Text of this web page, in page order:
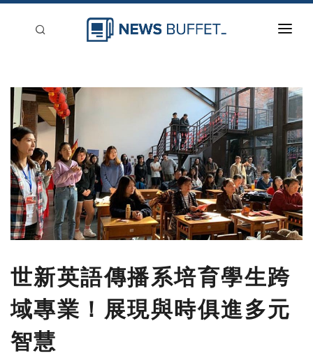
新聞稿分類
登入
刊登
世新英語傳播系培育學生跨
域專業！展現與時俱進多元
智慧